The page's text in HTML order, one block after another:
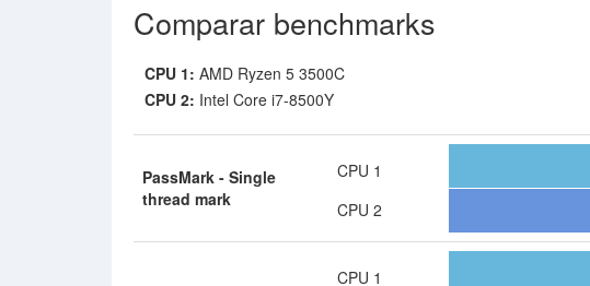
Comparar benchmarks
CPU 1: AMD Ryzen 5 3500C
CPU 2: Intel Core i7-8500Y
PassMark - Single
thread mark
CPU 1
CPU 2
CPU 1